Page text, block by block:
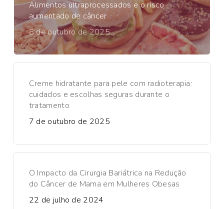
Alimentos ultraprocessados e o risco
aumentado de câncer
8 de outubro de 2025
Creme hidratante para pele com radioterapia:
cuidados e escolhas seguras durante o
tratamento
7 de outubro de 2025
O Impacto da Cirurgia Bariátrica na Redução
do Câncer de Mama em Mulheres Obesas
22 de julho de 2024